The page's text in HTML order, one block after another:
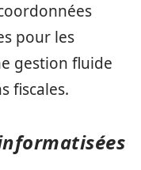
pour les
gestion fluide
fiscales.